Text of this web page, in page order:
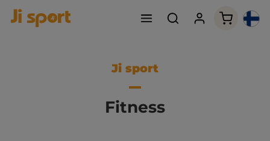
Ji sport
Fitness